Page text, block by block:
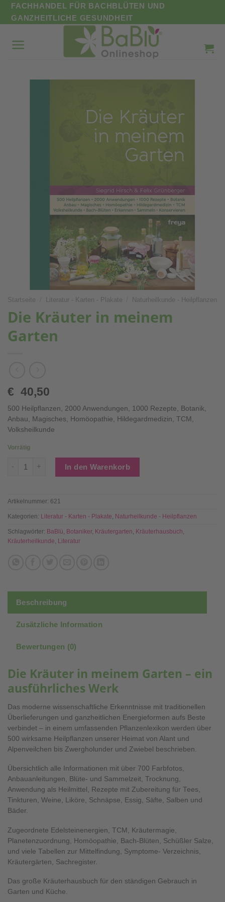
Zum
Inhalt
FACHHANDEL FÜR BACHBLÜTEN UND
GANZHEITLICHE GESUNDHEIT
Startseite Literatur - Karten - Plakate Naturheilkunde - Heilpflanzen
Die Kräuter in meinem
Garten
€ 40,50
500 Heilpflanzen, 2000 Anwendungen, 1000 Rezepte, Botanik,
Anbau, Magisches, Homöopathie, Hildegardmedizin, TCM,
Volksheilkunde
Vorrätig
Die Kräuter in meinem Garten Menge
In den Warenkorb
Artikelnummer: 621
Kategorien: Literatur - Karten - Plakate, Naturheilkunde - Heilpflanzen
Schlagwörter: BaBlü, Botaniker, Kräutergarten, Kräuterhausbuch,
Kräuterheilkunde, Literatur
Beschreibung
Zusätzliche Information
Bewertungen (0)
Die Kräuter in meinem Garten – ein
ausführliches Werk
Das moderne wissenschaftliche Erkenntnisse mit traditionellen
Überlieferungen und ganzheitlichen Energieformen aufs Beste
verbindet – in einem umfassenden Pflanzenlexikon werden über
500 wirksame Heilpflanzen unserer Heimat von Alant und
Alpenveilchen bis Zwergholunder und Zwiebel beschrieben.
Übersichtlich alle Informationen mit über 700 Farbfotos,
Anbauanleitungen, Blüte- und Sammelzeit, Trocknung,
Anwendung als Heilmittel, Rezepte mit Zubereitung für Tees,
Tinkturen, Weine, Liköre, Schnäpse, Essig, Säfte, Salben und
Bäder.
Zugeordnete Edelsteinenergien, TCM, Kräutermagie,
Planetenzuordnung, Homöopathie, Bach-Blüten, Schüßler Salze,
und viele Tabellen zur Mittelfindung, Symptome- Verzeichnis,
Kräutergärten, Sachregister.
Das große Kräuterhausbuch für den ständigen Gebrauch in
Garten und Küche.